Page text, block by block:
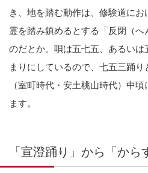
き、地を踏む動作は、修験道に
霊を踏み鎮めるとする「反閉（
のだとか。唄は五七五、あるいは
まりにしているので、七五三踊
（室町時代・安土桃山時代）中
ます。
「宣澄踊り」から「から